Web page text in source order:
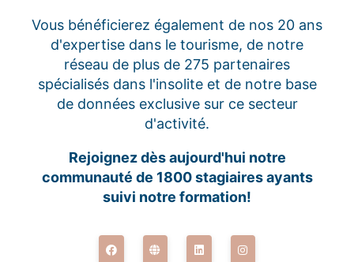
Vous bénéficierez également de nos 20 ans
d'expertise dans le tourisme, de notre
réseau de plus de 275 partenaires
spécialisés dans l'insolite et de notre base
de données exclusive sur ce secteur
d'activité.
Rejoignez dès aujourd'hui notre
communauté de 1800 stagiaires ayants
suivi notre formation!